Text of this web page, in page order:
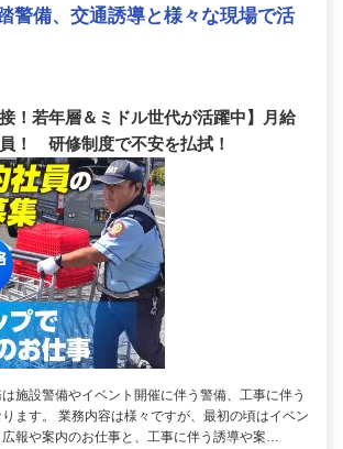
警備、交通誘導と様々な現場で活
接！若年層＆ミドル世代が活躍中】月給
！ 研修制度で不安を払拭！
施設警備やイベント開催に伴う警備、工事に伴う
ます。 業務内容は様々ですが、最初の頃はイベン
広報や案内のお仕事と、工事に伴う誘導や案…